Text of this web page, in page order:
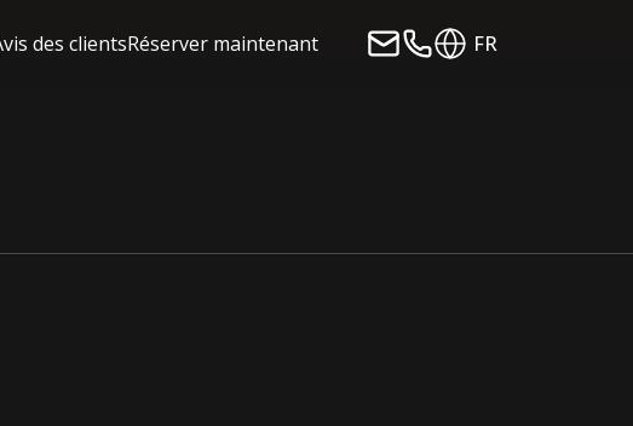
des clientsRéserver maintenant FR